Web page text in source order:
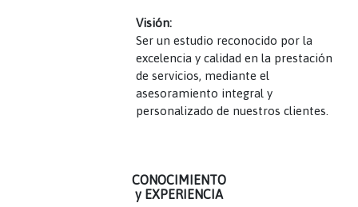
Visión:
Ser un estudio reconocido por la
excelencia y calidad en la prestación
de servicios, mediante el
asesoramiento integral y
personalizado de nuestros clientes.
CONOCIMIENTO
y EXPERIENCIA